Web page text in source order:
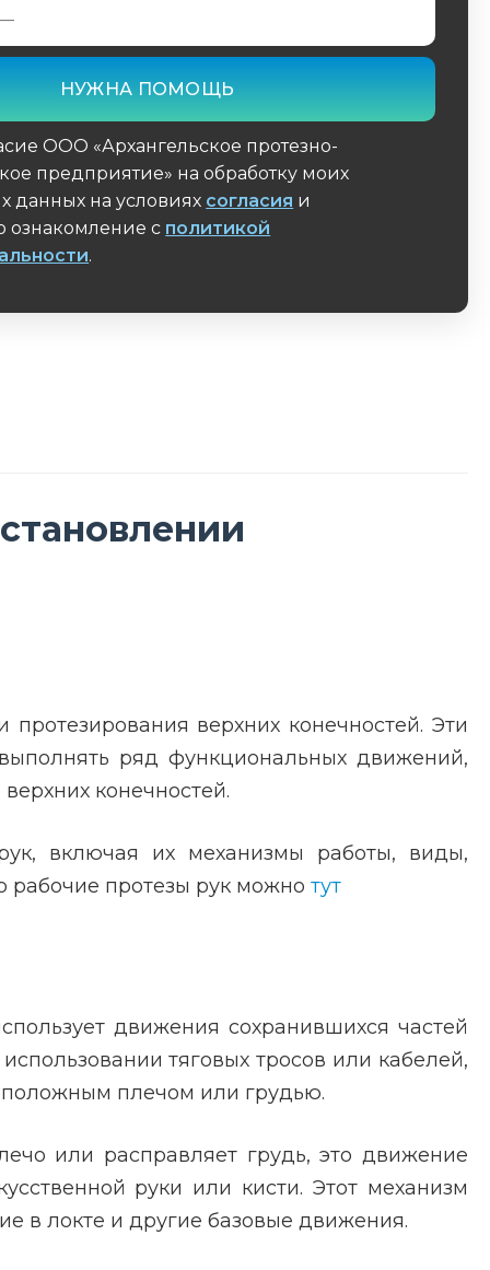
ООО «Архангельское протезно-
предприятие» на обработку моих
данных на условиях согласия и
ознакомление с политикой
.
верхних конечностей. Эти
ряд функциональных движений,
конечностей.
включая их механизмы работы, виды,
рабочие протезы рук можно тут
движения сохранившихся частей
тяговых тросов или кабелей,
плечом или грудью.
или расправляет грудь, это движение
руки или кисти. Этот механизм
в локте и другие базовые движения.